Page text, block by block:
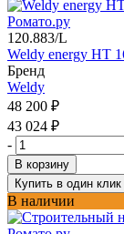
120.883/L
Weldy energy HT
Бренд
Weldy
48 200 ₽
43 024 ₽
-
В корзину
Купить в один клик
В наличии